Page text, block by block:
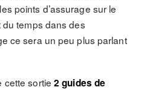
points d’assurage sur le
du temps dans des
ce sera un peu plus parlant
cette sortie 2 guides de